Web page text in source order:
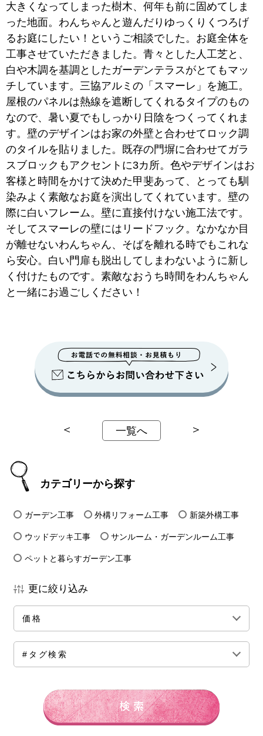
大きくなってしまった樹木、何年も前に固めてしま
った地面。わんちゃんと遊んだりゆっくりくつろげ
るお庭にしたい！というご相談でした。お庭全体を
工事させていただきました。青々とした人工芝と、
白や木調を基調としたガーデンテラスがとてもマッ
チしています。三協アルミの「スマーレ」を施工。
屋根のパネルは熱線を遮断してくれるタイプのもの
なので、暑い夏でもしっかり日陰をつくってくれま
す。壁のデザインはお家の外壁と合わせてロック調
のタイルを貼りました。既存の門塀に合わせてガラ
スブロックもアクセントに3カ所。色やデザインはお
客様と時間をかけて決めた甲斐あって、とっても馴
染みよく素敵なお庭を演出してくれています。壁の
際に白いフレーム。壁に直接付けない施工法です。
そしてスマーレの壁にはリードフック。なかなか目
が離せないわんちゃん、そばを離れる時でもこれな
ら安心。白い門扉も脱出してしまわないように新し
く付けたものです。素敵なおうち時間をわんちゃん
と一緒にお過ごしください！
＜ 一覧へ ＞
カテゴリーから探す
ガーデン工事 外構リフォーム工事 新築外構工事
ウッドデッキ工事 サンルーム・ガーデンルーム工事
ペットと暮らすガーデン工事
更に絞り込み
価格
全ての価格帯
150万円前後 200万円前後 250万円前後
300万円前後 500万円～
#タグ検索